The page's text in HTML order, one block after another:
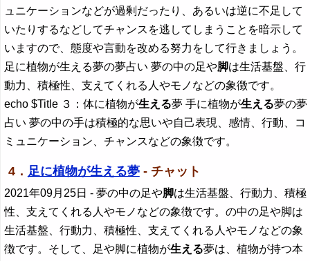
ュニケーションなどが過剰だったり、あるいは逆に不足して
いたりするなどしてチャンスを逃してしまうことを暗示して
いますので、態度や言動を改める努力をして行きましょう。
足に植物が生える夢の夢占い 夢の中の足や脚は生活基盤、行
動力、積極性、支えてくれる人やモノなどの象徴です。
echo $Title ３：体に植物が生える夢 手に植物が生える夢の夢
占い 夢の中の手は積極的な思いや自己表現、感情、行動、コ
ミュニケーション、チャンスなどの象徴です。
4． 足に植物が生える夢- チャット
2021年09月25日 - 夢の中の足や脚は生活基盤、行動力、積極
性、支えてくれる人やモノなどの象徴です。の中の足や脚は
生活基盤、行動力、積極性、支えてくれる人やモノなどの象
徴です。そして、足や脚に植物が生える夢は、植物が持つ本